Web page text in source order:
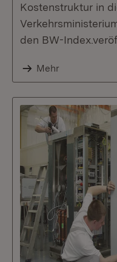
Kostenstruktur in
den BW-
Mehr